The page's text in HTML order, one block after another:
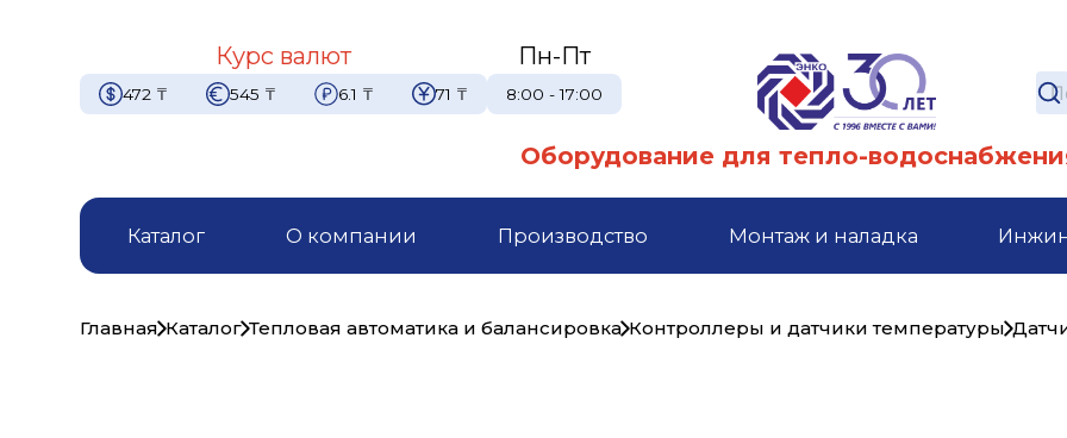
Курс валют
472 ₸ 545 ₸ 6.1 ₸ 71 ₸
Пн-Пт
8:00 - 17:00
Оборудование для тепло-
Каталог О компании Производство Монтаж и наладка
Главная Каталог Тепловая автоматика и балансировка Контроллеры и датчики температуры